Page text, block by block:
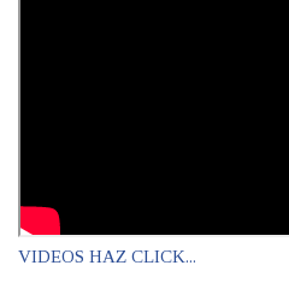
VIDEOS HAZ CLICK...